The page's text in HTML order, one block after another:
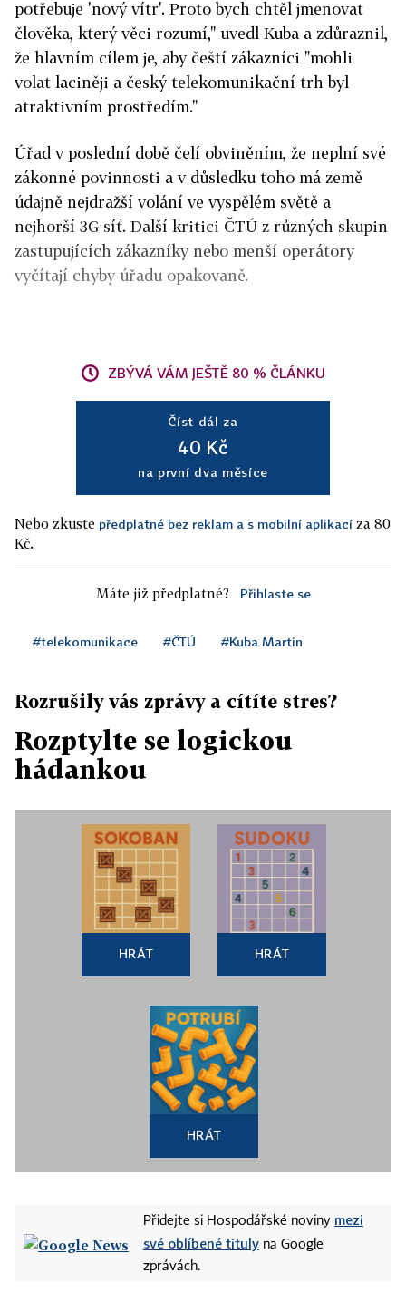
potřebuje 'nový vítr'. Proto bych chtěl jmenovat
člověka, který věci rozumí," uvedl Kuba a zdůraznil,
že hlavním cílem je, aby čeští zákazníci "mohli
volat laciněji a český telekomunikační trh byl
atraktivním prostředím."
Úřad v poslední době čelí obviněním, že neplní své
zákonné povinnosti a v důsledku toho má země
údajně nejdražší volání ve vyspělém světě a
nejhorší 3G síť. Další kritici ČTÚ z různých skupin
zastupujících zákazníky nebo menší operátory
vyčítají chyby úřadu opakovaně.
ZBÝVÁ VÁM JEŠTĚ 80 % ČLÁNKU
Číst dál za
40 Kč
na první dva měsíce
Nebo zkuste předplatné bez reklam a s mobilní aplikací za 80
Kč.
Máte již předplatné? Přihlaste se
#telekomunikace #ČTÚ #Kuba Martin
Rozrušily vás zprávy a cítíte stres?
Rozptylte se logickou
hádankou
HRÁT HRÁT
HRÁT
Přidejte si Hospodářské noviny mezi
své oblíbené tituly na Google
zprávách.